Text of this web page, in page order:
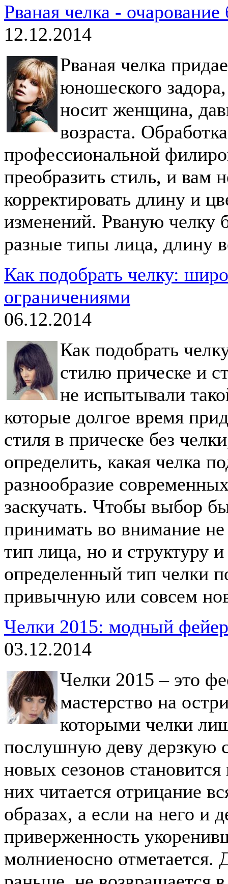
Рваная челка - очарование
12.12.2014
Рваная челка
юношеского
носит женщина,
возраста.
профессиональной
преобразить стиль, и вам
корректировать длину и
изменений. Рваную челку
разные типы лица, длину
Как подобрать челку:
ограничениями
06.12.2014
Как подобрать
стилю прическе и
не испытывали
которые долгое время
стиля в прическе без
определить, какая челка
разнообразие
заскучать. Чтобы выбор
принимать во внимание
тип лица, но и структуру
определенный тип челки
привычную или совсем
Челки 2015: модный
03.12.2014
Челки 2015 – это
мастерство на
которыми челки
послушную деву дерзкую
новых сезонов
них читается отрицание
образах, а если на него и
приверженность
молниеносно